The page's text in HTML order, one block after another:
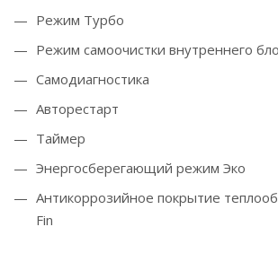
Режим Турбо
Режим самоочистки внутреннего
Самодиагностика
Авторестарт
Таймер
Энергосберегающий режим Эко
Антикоррозийное покрытие
Fin